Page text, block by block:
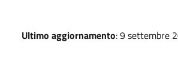
Ultimo aggiornamento: 9 settembre